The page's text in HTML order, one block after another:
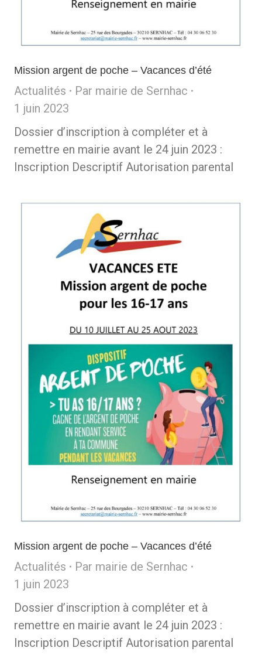
Mission argent de poche – Vacances d’été
Actualités Par mairie de Sernhac
1 juin 2023
Dossier d’inscription à compléter et à
remettre en mairie avant le 24 juin 2023 :
Inscription Descriptif Autorisation parental
Mission argent de poche – Vacances d’été
Actualités Par mairie de Sernhac
1 juin 2023
Dossier d’inscription à compléter et à
remettre en mairie avant le 24 juin 2023 :
Inscription Descriptif Autorisation parental